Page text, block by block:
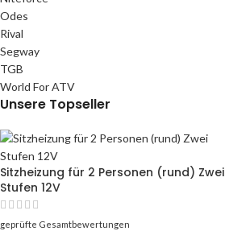
Odes
Rival
Segway
TGB
World For ATV
Unsere Topseller
Sitzheizung für 2 Personen (rund) Zwei
Stufen 12V
geprüfte Gesamtbewertungen